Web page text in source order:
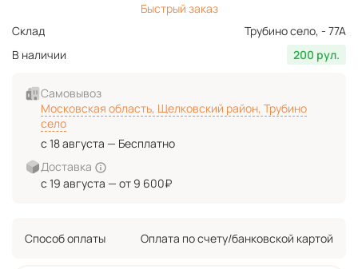
Быстрый заказ
Склад
Трубино село, - 77А
В наличии
200 рул.
Самовывоз
Московская область, Щелковский район, Трубино
село
с 18 августа — Бесплатно
Доставка
с 19 августа — от 9 600₽
Способ оплаты Оплата по счету/банковской картой